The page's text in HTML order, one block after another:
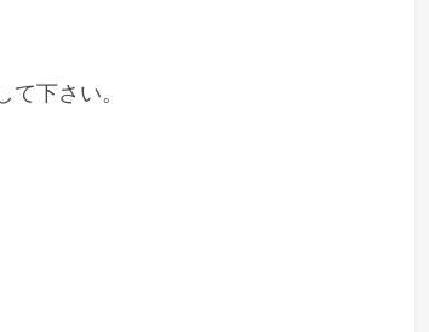
下さい。